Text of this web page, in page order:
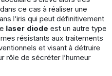
ce cas à réaliser une
l’iris qui peut définitivement
laser diode est un autre type
résistants aux traitements
et visant à détruire
rôle de sécréter l’humeur